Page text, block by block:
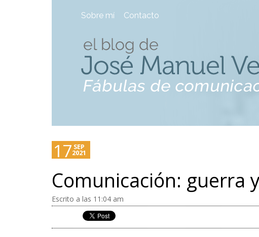
Sobre mí Contacto
17 SEP
2021
Comunicación: guerra
Escrito a las 11:04 am